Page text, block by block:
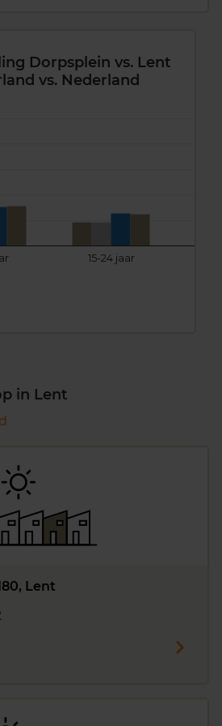
Dorpsplein vs. Lent
vs. Nederland
15-24 jaar
in Lent
Lent